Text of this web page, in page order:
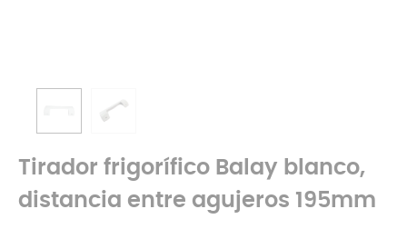
Tirador frigorífico Balay blanco,
distancia entre agujeros 195mm